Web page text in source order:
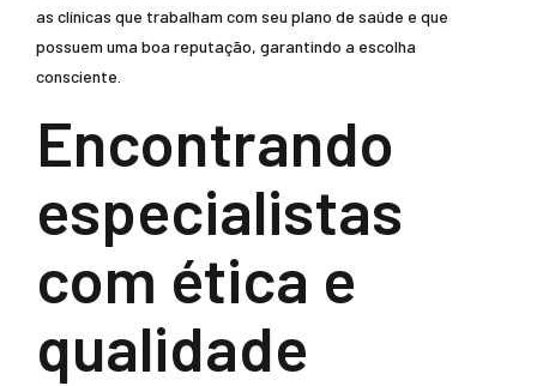
as clínicas que trabalham com seu plano de saúde e que
possuem uma boa reputação, garantindo a escolha
consciente.
Encontrando
especialistas
com ética e
qualidade